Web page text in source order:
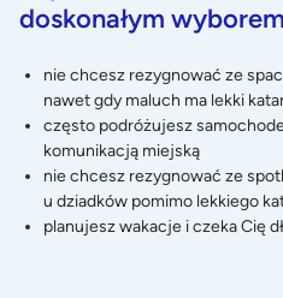
doskonałym
nie chcesz rezygnować ze
nawet gdy maluch ma lekki
często podróżujesz
komunikacją miejską
nie chcesz rezygnować ze
u dziadków pomimo lekkiego
planujesz wakacje i czeka Cię